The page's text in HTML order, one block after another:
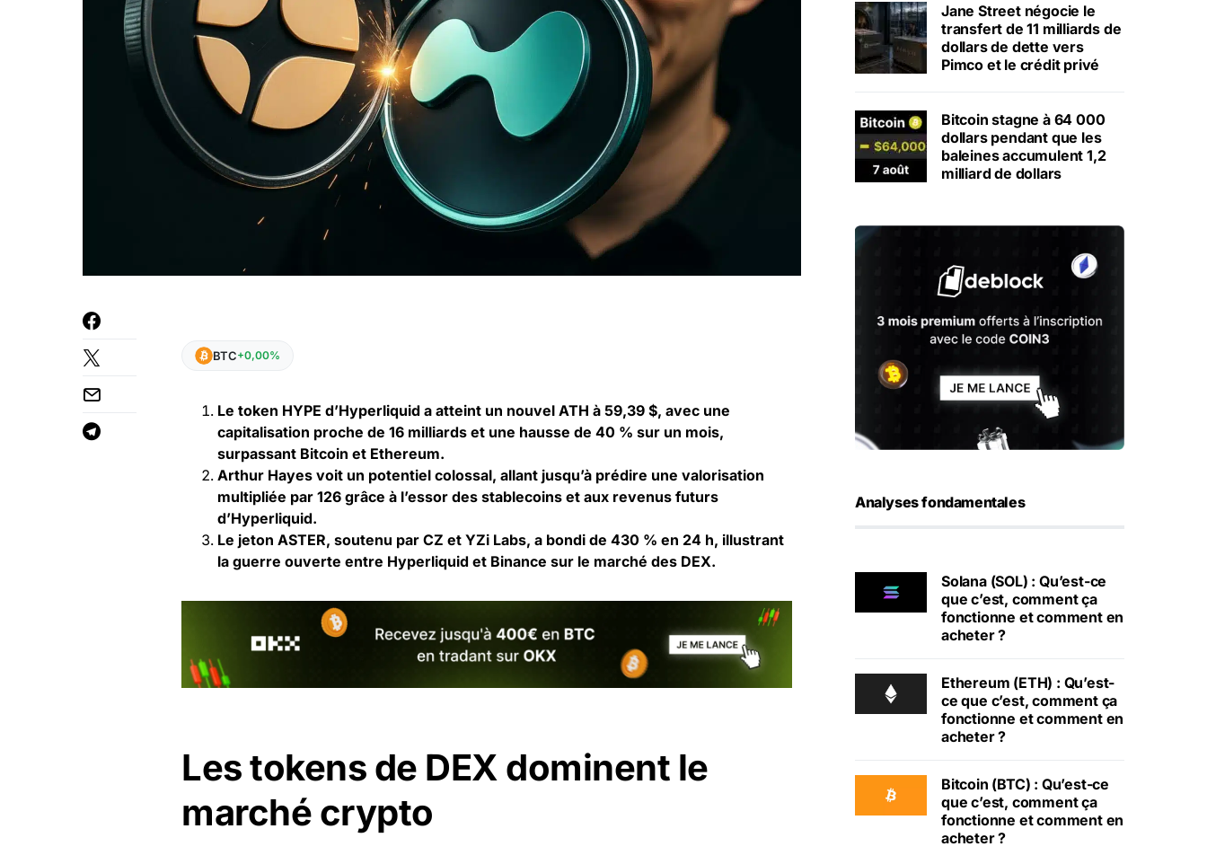
BTC+0,00%
Le token HYPE d’Hyperliquid a atteint un nouvel ATH à 59,39 $, avec une
capitalisation proche de 16 milliards et une hausse de 40 % sur un mois,
surpassant Bitcoin et Ethereum.
Arthur Hayes voit un potentiel colossal, allant jusqu’à prédire une valorisation
multipliée par 126 grâce à l’essor des stablecoins et aux revenus futurs
d’Hyperliquid.
Le jeton ASTER, soutenu par CZ et YZi Labs, a bondi de 430 % en 24 h, illustrant
la guerre ouverte entre Hyperliquid et Binance sur le marché des DEX.
Les tokens de DEX dominent le
marché crypto
Jane Street négocie le
transfert de 11 milliards de
dollars de dette vers
Pimco et le crédit privé
Bitcoin stagne à 64 000
dollars pendant que les
baleines accumulent 1,2
milliard de dollars
Analyses fondamentales
Solana (SOL) : Qu’est-ce
que c’est, comment ça
fonctionne et comment en
acheter ?
Ethereum (ETH) : Qu’est-
ce que c’est, comment ça
fonctionne et comment en
acheter ?
Bitcoin (BTC) : Qu’est-ce
que c’est, comment ça
fonctionne et comment en
acheter ?